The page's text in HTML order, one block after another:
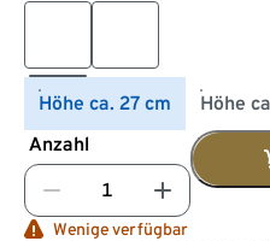
Höhe ca. 27 cm Höhe
Anzahl
Wenige verfügbar